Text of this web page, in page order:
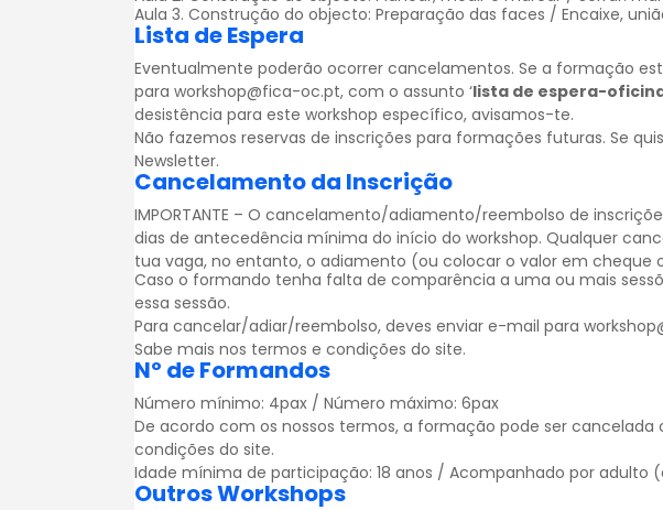
Aula 3. Construção do objecto: Preparação das faces / Encaixe,
Lista de Espera
Eventualmente poderão ocorrer cancelamentos. Se a formação
para workshop@fica-oc.pt, com o assunto ‘lista de espera-
desistência para este workshop específico, avisamos-te.
Não fazemos reservas de inscrições para formações futuras. Se
Newsletter.
Cancelamento da Inscrição
IMPORTANTE – O cancelamento/adiamento/reembolso de
dias de antecedência mínima do início do workshop. Qualquer
tua vaga, no entanto, o adiamento (ou colocar o valor em cheque
Caso o formando tenha falta de comparência a uma ou mais
essa sessão.
Para cancelar/adiar/reembolso, deves enviar e-mail para
Sabe mais nos termos e condições do site.
Nº de Formandos
Número mínimo: 4pax / Número máximo: 6pax
De acordo com os nossos termos, a formação pode ser
condições do site.
Idade mínima de participação: 18 anos / Acompanhado por adulto
Outros Workshops